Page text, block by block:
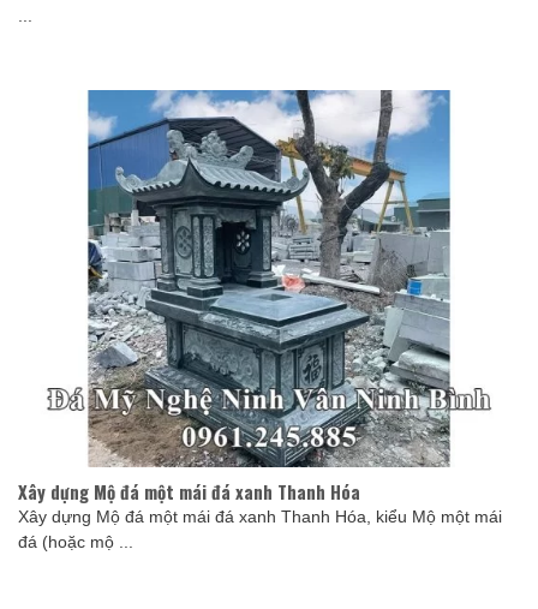
...
Xây dựng Mộ đá một mái đá xanh Thanh Hóa
Xây dựng Mộ đá một mái đá xanh Thanh Hóa, kiểu Mộ một mái
đá (hoặc mộ ...